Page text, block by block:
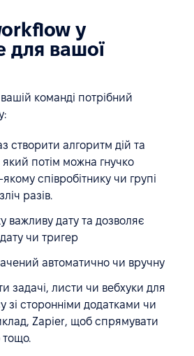
у
для вашої
команді потрібний
створити алгоритм дій та
потім можна гнучко
співробітнику чи групі
разів.
важливу дату та дозволяє
чи тригер
автоматично чи вручну
задачі, листи чи вебхуки для
зі сторонніми додатками чи
Zapier, щоб спрямувати
тощо.